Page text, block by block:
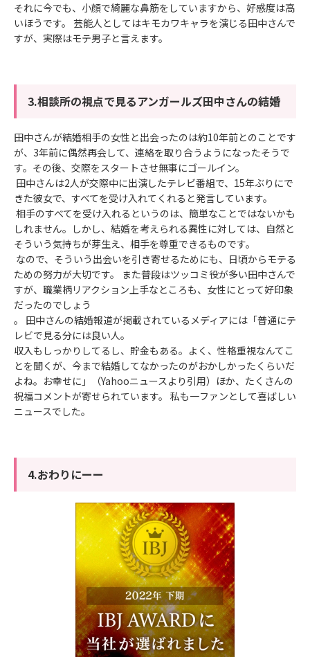
それに今でも、小顔で綺麗な鼻筋をしていますから、好感度は高
いほうです。 芸能人としてはキモカワキャラを演じる田中さんで
すが、実際はモテ男子と言えます。
3.相談所の視点で見るアンガールズ田中さんの結婚
田中さんが結婚相手の女性と出会ったのは約10年前とのことです
が、3年前に偶然再会して、連絡を取り合うようになったそうで
す。その後、交際をスタートさせ無事にゴールイン。
田中さんは2人が交際中に出演したテレビ番組で、15年ぶりにで
きた彼女で、すべてを受け入れてくれると発言しています。
相手のすべてを受け入れるというのは、簡単なことではないかも
しれません。しかし、結婚を考えられる異性に対しては、自然と
そういう気持ちが芽生え、相手を尊重できるものです。
なので、そういう出会いを引き寄せるためにも、日頃からモテる
ための努力が大切です。 また普段はツッコミ役が多い田中さんで
すが、職業柄リアクション上手なところも、女性にとって好印象
だったのでしょう
。 田中さんの結婚報道が掲載されているメディアには「普通にテ
レビで見る分には良い人。
収入もしっかりしてるし、貯金もある。よく、性格重視なんてこ
とを聞くが、今まで結婚してなかったのがおかしかったくらいだ
よね。お幸せに」（Yahooニュースより引用）ほか、たくさんの
祝福コメントが寄せられています。 私も一ファンとして喜ばしい
ニュースでした。
4.おわりにーー